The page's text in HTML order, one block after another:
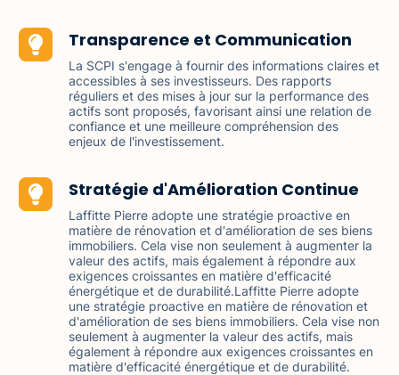
Transparence et Communication
La SCPI s'engage à fournir des informations claires et
accessibles à ses investisseurs. Des rapports
réguliers et des mises à jour sur la performance des
actifs sont proposés, favorisant ainsi une relation de
confiance et une meilleure compréhension des
enjeux de l'investissement.
Stratégie d'Amélioration Continue
Laffitte Pierre adopte une stratégie proactive en
matière de rénovation et d'amélioration de ses biens
immobiliers. Cela vise non seulement à augmenter la
valeur des actifs, mais également à répondre aux
exigences croissantes en matière d'efficacité
énergétique et de durabilité.Laffitte Pierre adopte
une stratégie proactive en matière de rénovation et
d'amélioration de ses biens immobiliers. Cela vise non
seulement à augmenter la valeur des actifs, mais
également à répondre aux exigences croissantes en
matière d'efficacité énergétique et de durabilité.